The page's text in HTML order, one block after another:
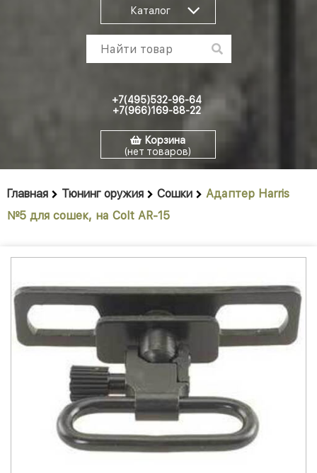
Каталог
+7(495)532-96-64
+7(966)169-88-22
Корзина
(нет товаров)
Главная Тюнинг оружия Сошки
Адаптер Harris
№5 для сошек, на Colt AR-15